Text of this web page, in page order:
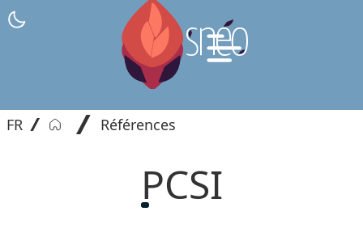
Tips
Contact
FR Références
PCSI